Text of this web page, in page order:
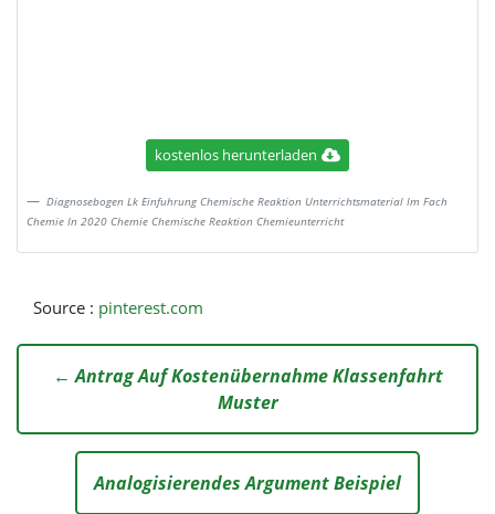
kostenlos herunterladen
Diagnosebogen Lk Einfuhrung Chemische Reaktion Unterrichtsmaterial Im Fach
Chemie In 2020 Chemie Chemische Reaktion Chemieunterricht
Source : pinterest.com
← Antrag Auf Kostenübernahme Klassenfahrt
Muster
Analogisierendes Argument Beispiel